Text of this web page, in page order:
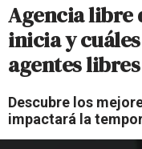
Agencia libre
inicia y
agentes
Descubre los
impactará la